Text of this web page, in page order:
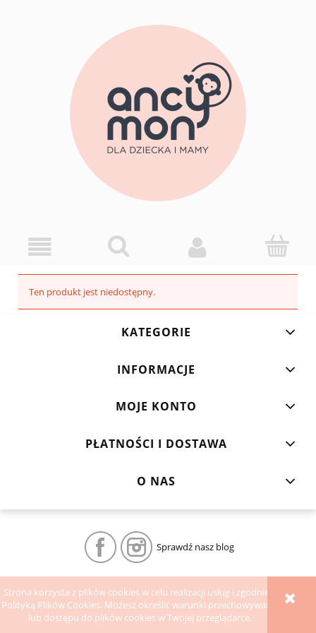
Strona korzysta z plików cookies w celu realizacji usług i zgodnie z
Polityką Plików Cookies. Możesz określić warunki przechowywania
lub dostępu do plików cookies w Twojej przeglądarce.
Ten produkt jest niedostępny.
KATEGORIE
INFORMACJE
MOJE KONTO
PŁATNOŚCI I DOSTAWA
O NAS
Sprawdź nasz blog
POKAŻ PEŁNĄ WERSJĘ STRONY
Sklep internetowy Shoper.pl